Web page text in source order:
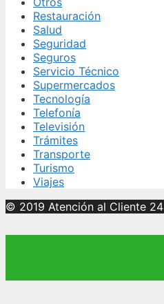
Restauración
Salud
Seguridad
Seguros
Servicio Técnico
Supermercados
Tecnología
Telefonía
Televisión
Trámites
Transporte
Turismo
Viajes
© 2019 Atención al Cliente 24